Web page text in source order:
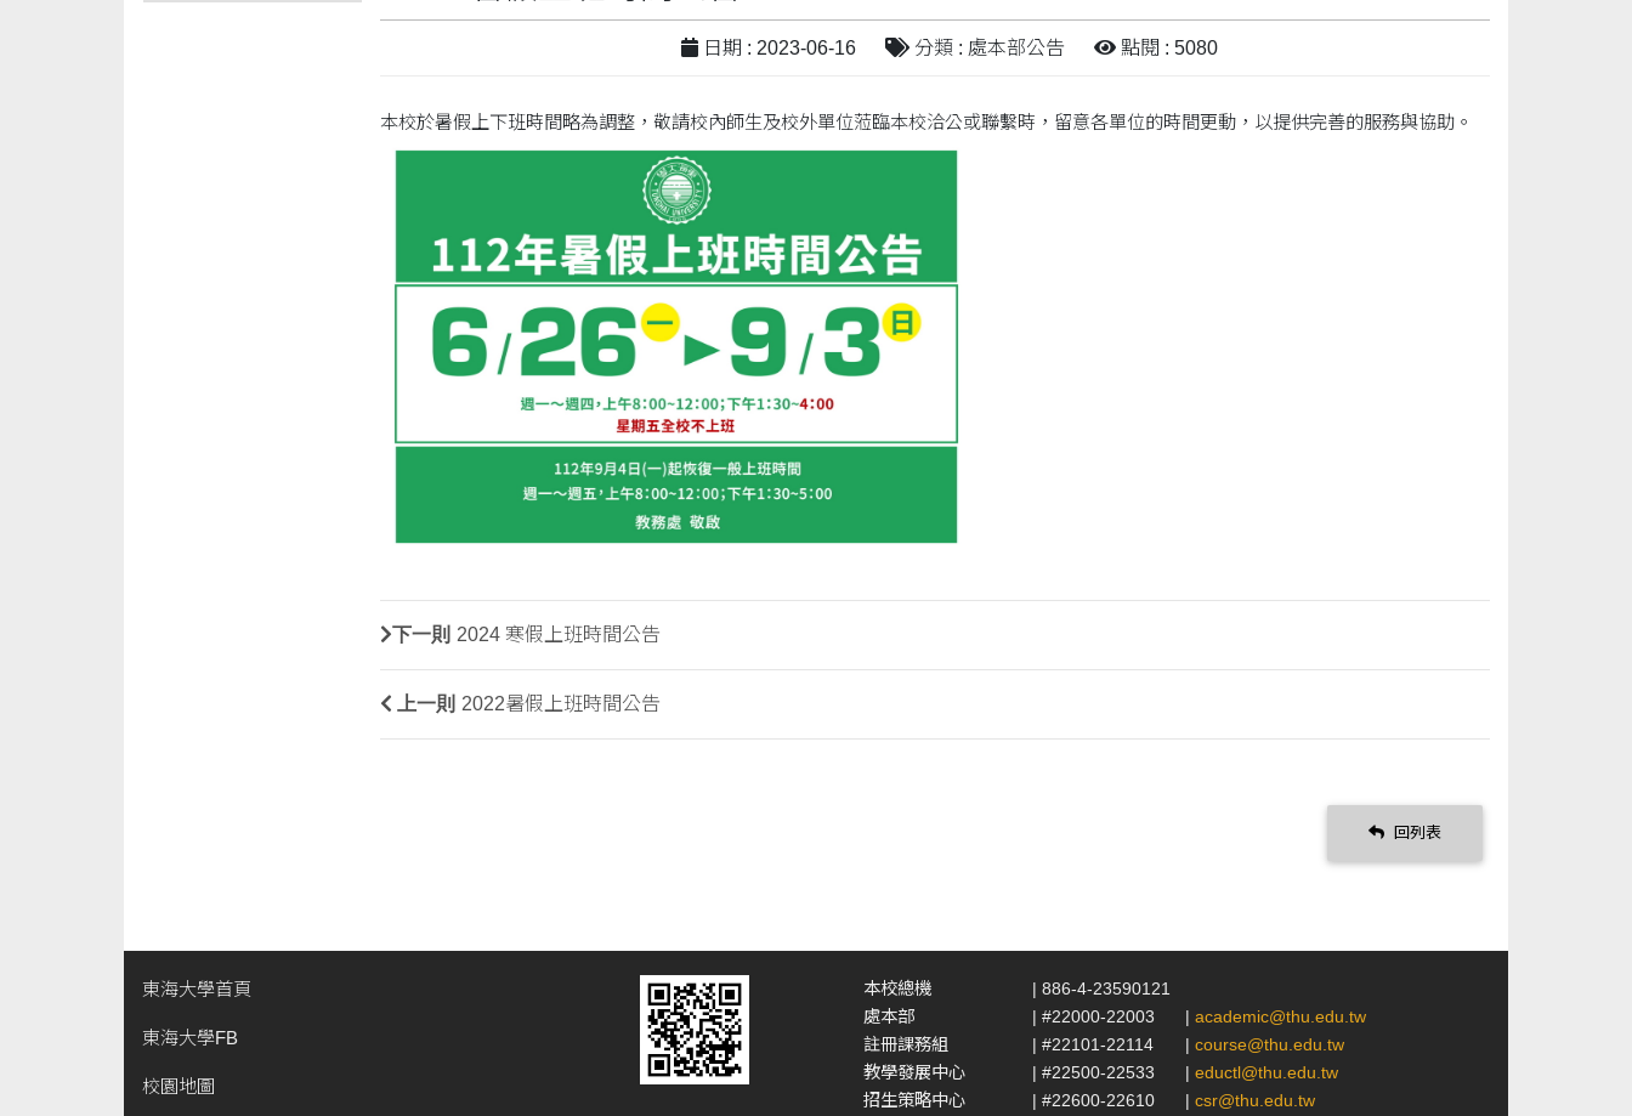
日期 : 2023-06-16 分類 : 處本部公告 點閱 : 5080
本校於暑假上下班時間略為調整，敬請校內師生及校外單位蒞臨本校洽公或聯繫時，留意各單位的時間更動，以提供完善的服務與協助。
下一則 2024 寒假上班時間公告
上一則 2022暑假上班時間公告
回列表
東海大學首頁
東海大學FB
校園地圖
本校總機
| 886-4-23590121
處本部
| #22000-22003 | academic@thu.edu.tw
註冊課務組
| #22101-22114 | course@thu.edu.tw
教學發展中心
| #22500-22533 | eductl@thu.edu.tw
招生策略中心
| #22600-22610 | csr@thu.edu.tw